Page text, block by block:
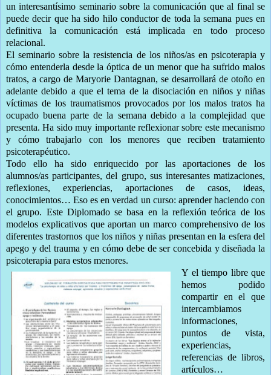
un interesantísimo seminario sobre la comunicación que al final se
puede decir que ha sido hilo conductor de toda la semana pues en
definitiva la comunicación está implicada en todo proceso
relacional.
El seminario sobre la resistencia de los niños/as en psicoterapia y
cómo entenderla desde la óptica de un menor que ha sufrido malos
tratos, a cargo de Maryorie Dantagnan, se desarrollará de otoño en
adelante debido a que el tema de la disociación en niños y niñas
víctimas de los traumatismos provocados por los malos tratos ha
ocupado buena parte de la semana debido a la complejidad que
presenta. Ha sido muy importante reflexionar sobre este mecanismo
y cómo trabajarlo con los menores que reciben tratamiento
psicoterapéutico.
Todo ello ha sido enriquecido por las aportaciones de los
alumnos/as participantes, del grupo, sus interesantes matizaciones,
reflexiones, experiencias, aportaciones de casos, ideas,
conocimientos… Eso es en verdad un curso: aprender haciendo con
el grupo. Este Diplomado se basa en la reflexión teórica de los
modelos explicativos que aportan un marco comprehensivo de los
diferentes trastornos que los niños y niñas presentan en la esfera del
apego y del trauma y en cómo debe de ser concebida y diseñada la
psicoterapia para estos menores.
Y el tiempo libre que
hemos podido
compartir en el que
intercambiamos
informaciones,
puntos de vista,
experiencias,
referencias de libros,
artículos…